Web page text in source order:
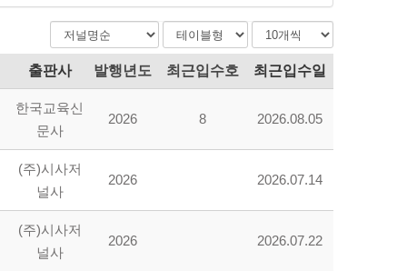
항목선택: 정렬선택:
정렬 선택 리스트갯수:
리스트수 선택
출판사 발행년도 최근입수호 최근입수일
한국교육신
문사
2026 8 2026.08.05
(주)시사저
널사
2026 2026.07.14
(주)시사저
널사
2026 2026.07.22